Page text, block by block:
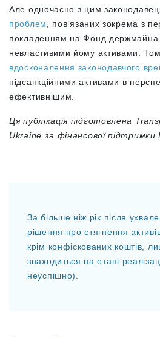
Але одночасно з цим
проблем
, пов’язаних зокрема з
покладенням на Фонд держмайна
невластивими йому активами.
вдосконалення законодавчого
підсанкційними активами в
ефективнішим.
Ця публікація підготовлена
Ukraine за фінансової підтримки
За більше ніж рік після
рішення про стягнення
крім конфіскованих коштів,
знаходиться на етапі
неуспішно).